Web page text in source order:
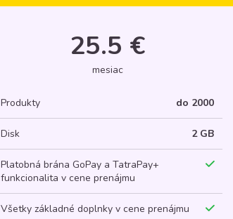
25.5 €
mesiac
Produkty do 2000
Disk 2 GB
Platobná brána GoPay a TatraPay+
funkcionalita v cene prenájmu
Všetky základné doplnky v cene prenájmu